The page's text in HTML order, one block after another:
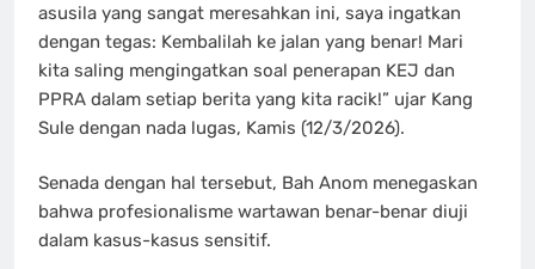
asusila yang sangat meresahkan ini, saya ingatkan
dengan tegas: Kembalilah ke jalan yang benar! Mari
kita saling mengingatkan soal penerapan KEJ dan
PPRA dalam setiap berita yang kita racik!” ujar Kang
Sule dengan nada lugas, Kamis (12/3/2026).
Senada dengan hal tersebut, Bah Anom menegaskan
bahwa profesionalisme wartawan benar-benar diuji
dalam kasus-kasus sensitif.